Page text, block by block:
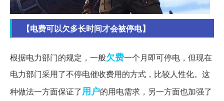
【电费可以欠多长时间才会被停电】
根据电力部门的规定，一般欠费一个月即可停电，但现在
电力部门采用了不停电催收费用的方式，比较人性化。这
种做法一方面保证了用户的用电需求，另一方面也加强了